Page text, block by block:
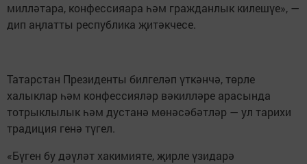
милләтара, конфессияара һәм гражданлык килешүе», —
дип аңлатты республика җитәкчесе.
Татарстан Президенты билгеләп үткәнчә, төрле
халыклар һәм конфессияләр вәкилләре арасында
тотрыклылык һәм дустанә мөнәсәбәтләр — ул тарихи
традиция генә түгел.
«Бүген бу дәүләт хакимияте, җирле үзидарә